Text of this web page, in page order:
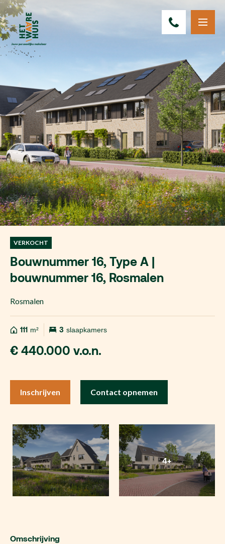
VERKOCHT
Bouwnummer 16, Type A |
bouwnummer 16, Rosmalen
Rosmalen
111 m² 3 slaapkamers
€ 440.000 v.o.n.
Inschrijven Contact opnemen
4+
Omschrijving